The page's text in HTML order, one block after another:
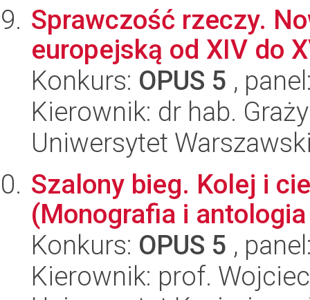
Sprawczość rzeczy.
europejską od XIV do
Konkurs: OPUS 5 ,
Kierownik: dr hab.
Uniwersytet
Szalony bieg. Kolej i
(Monografia i
Konkurs: OPUS 5 ,
Kierownik: prof.